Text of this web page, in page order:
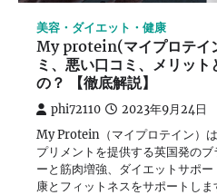
美容・ダイエット・健康
My protein(マイプロテイ
ミ、悪い口コミ、メリッ
の？ 【徹底解説】
phi72110 2023年9月24日
My Protein（マイプロテイン）
プリメントを提供する英国発の
ーと筋肉増強、ダイエットサポ
康とフィットネスをサポートしま